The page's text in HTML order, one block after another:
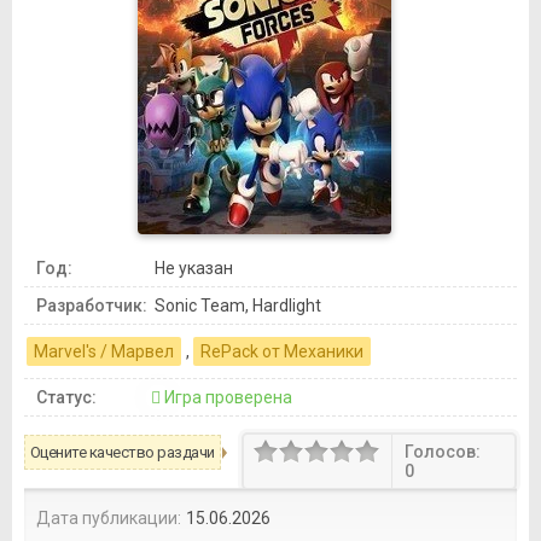
Год:
Не указан
Разработчик: Sonic Team, Hardlight
Marvel's / Марвел , RePack от Механики
Статус: Игра проверена
Оцените качество раздачи
Голосов:
0
Дата публикации: 15.06.2026